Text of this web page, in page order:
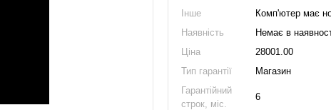
Інше
Комп'ютер має
Наявність
Немає в
Ціна
28001.00
Тип гарантії
Магазин
Гарантійний
строк, міс.
6